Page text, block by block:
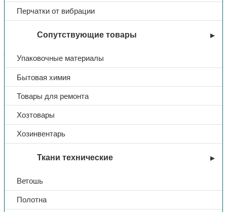
Перчатки от вибрации
Сопутствующие товары
Упаковочные материалы
Бытовая химия
Товары для ремонта
Хозтовары
Хозинвентарь
Ткани технические
Ветошь
Полотна
Мужская утеплённая куртка «Меркурий» из плотного флиса
предназначена для работы и активного отдыха в тёплый сезон
и в межсезонье. Прямой силуэт, удобный капюшон и
центральная застёжка на молнии обеспечивают комфорт и
свободу движений, а плотность материала 280 г/м² даёт
приятное тепло при понижении температуры.
Тип Куртка
Утепленный
Название Меркурий